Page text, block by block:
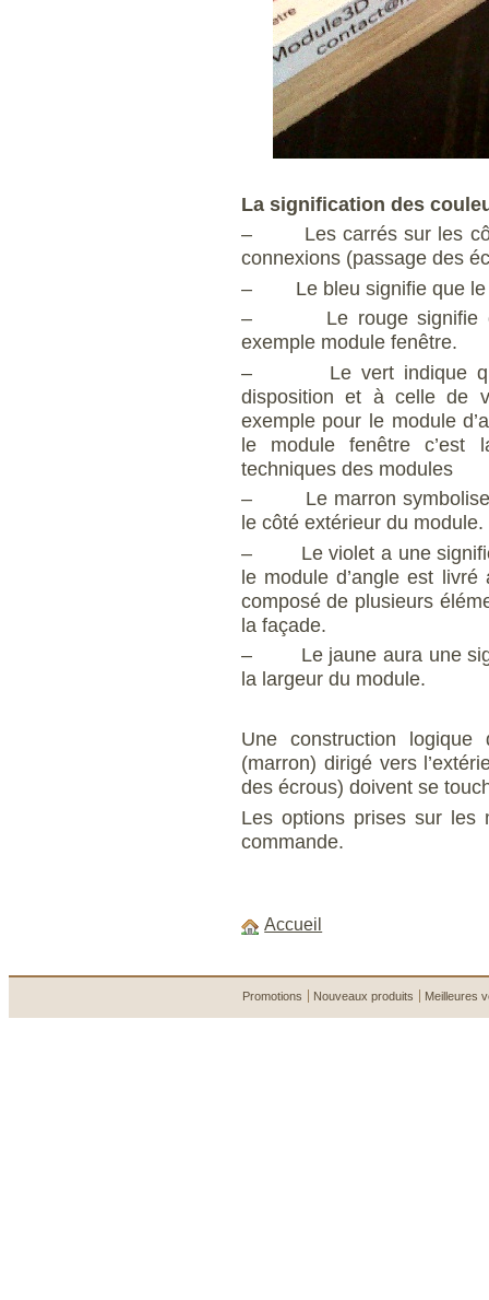
La signification des
– Les carrés sur les
connexions (passage des
– Le bleu signifie que le
– Le rouge signifie que
exemple module fenêtre.
– Le vert indique
disposition et à celle de
exemple pour le module
le module fenêtre
techniques des modules
– Le marron symbolise
le côté extérieur du module.
– Le violet a une
le module d’angle est
composé de plusieurs
la façade.
– Le jaune aura une
la largeur du module.
Une construction
(marron) dirigé vers
des écrous) doivent se
Les options prises sur les
commande.
Accueil
Promotions Nouveaux produits Meilleures